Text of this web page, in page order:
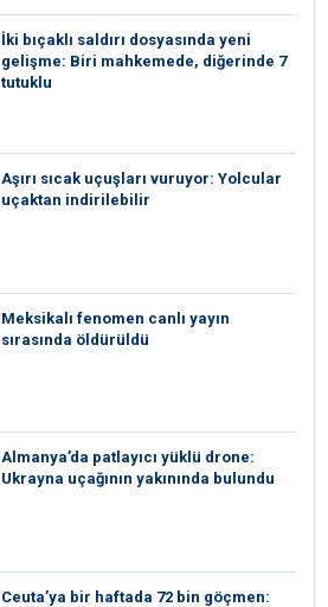
İki bıçaklı saldırı dosyasında yeni
gelişme: Biri mahkemede, diğerinde 7
tutuklu
Aşırı sıcak uçuşları vuruyor: Yolcular
uçaktan indirilebilir
Meksikalı fenomen canlı yayın
sırasında öldürüldü
Almanya’da patlayıcı yüklü drone:
Ukrayna uçağının yakınında bulundu
Ceuta’ya bir haftada 72 bin göçmen: